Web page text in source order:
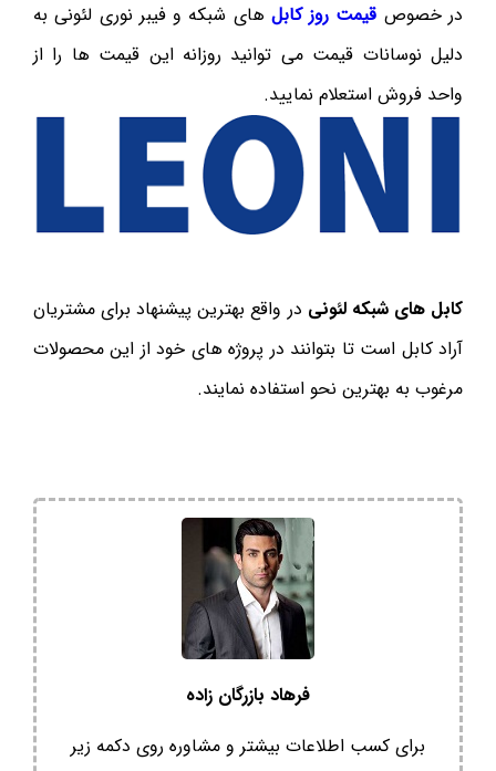
در خصوص قیمت روز کابل های شبکه و فیبر نوری لئونی به
دلیل نوسانات قیمت می توانید روزانه این قیمت ها را از
واحد فروش استعلام نمایید.
کابل های شبکه لئونی در واقع بهترین پیشنهاد برای مشتریان
آراد کابل است تا بتوانند در پروژه های خود از این محصولات
مرغوب به بهترین نحو استفاده نمایند.
فرهاد بازرگان زاده
برای کسب اطلاعات بیشتر و مشاوره روی دکمه زیر